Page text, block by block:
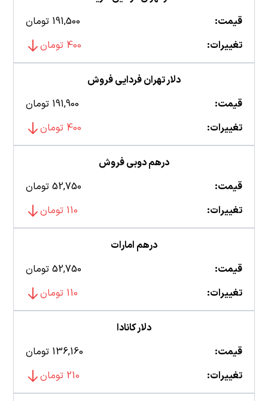
قیمت:
191,500 تومان
تغییرات:
400 تومان
دلار تهران فردایی فروش
قیمت:
191,900 تومان
تغییرات:
400 تومان
درهم دوبی فروش
قیمت:
52,750 تومان
تغییرات:
110 تومان
درهم امارات
قیمت:
52,750 تومان
تغییرات:
110 تومان
دلار کانادا
قیمت:
136,160 تومان
تغییرات:
210 تومان